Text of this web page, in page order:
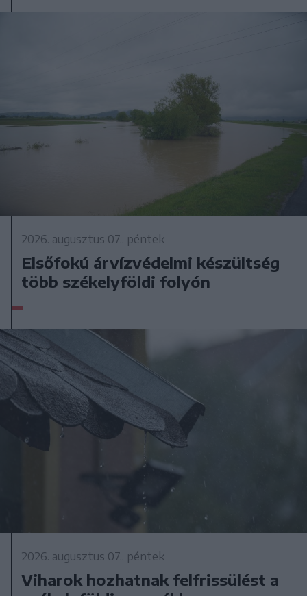
2026. augusztus 07., péntek
Elsőfokú árvízvédelmi készültség
több székelyföldi folyón
2026. augusztus 07., péntek
Viharok hozhatnak felfrissülést a